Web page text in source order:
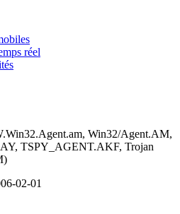
réel
Win32/Agent.AM,
TSPY_AGENT.AKF, Trojan
02-01